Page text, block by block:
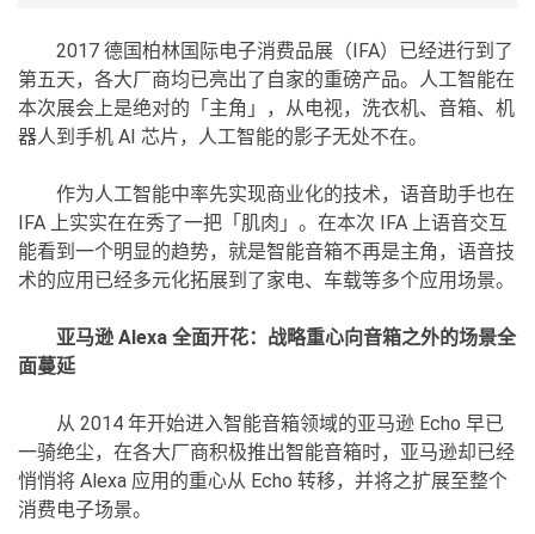
2017 德国柏林国际电子消费品展（IFA）已经进行到了
第五天，各大厂商均已亮出了自家的重磅产品。人工智能在
本次展会上是绝对的「主角」，从电视，洗衣机、音箱、机
器人到手机 AI 芯片，人工智能的影子无处不在。
作为人工智能中率先实现商业化的技术，语音助手也在
IFA 上实实在在秀了一把「肌肉」。在本次 IFA 上语音交互
能看到一个明显的趋势，就是智能音箱不再是主角，语音技
术的应用已经多元化拓展到了家电、车载等多个应用场景。
亚马逊 Alexa 全面开花：战略重心向音箱之外的场景全
面蔓延
从 2014 年开始进入智能音箱领域的亚马逊 Echo 早已
一骑绝尘，在各大厂商积极推出智能音箱时，亚马逊却已经
悄悄将 Alexa 应用的重心从 Echo 转移，并将之扩展至整个
消费电子场景。